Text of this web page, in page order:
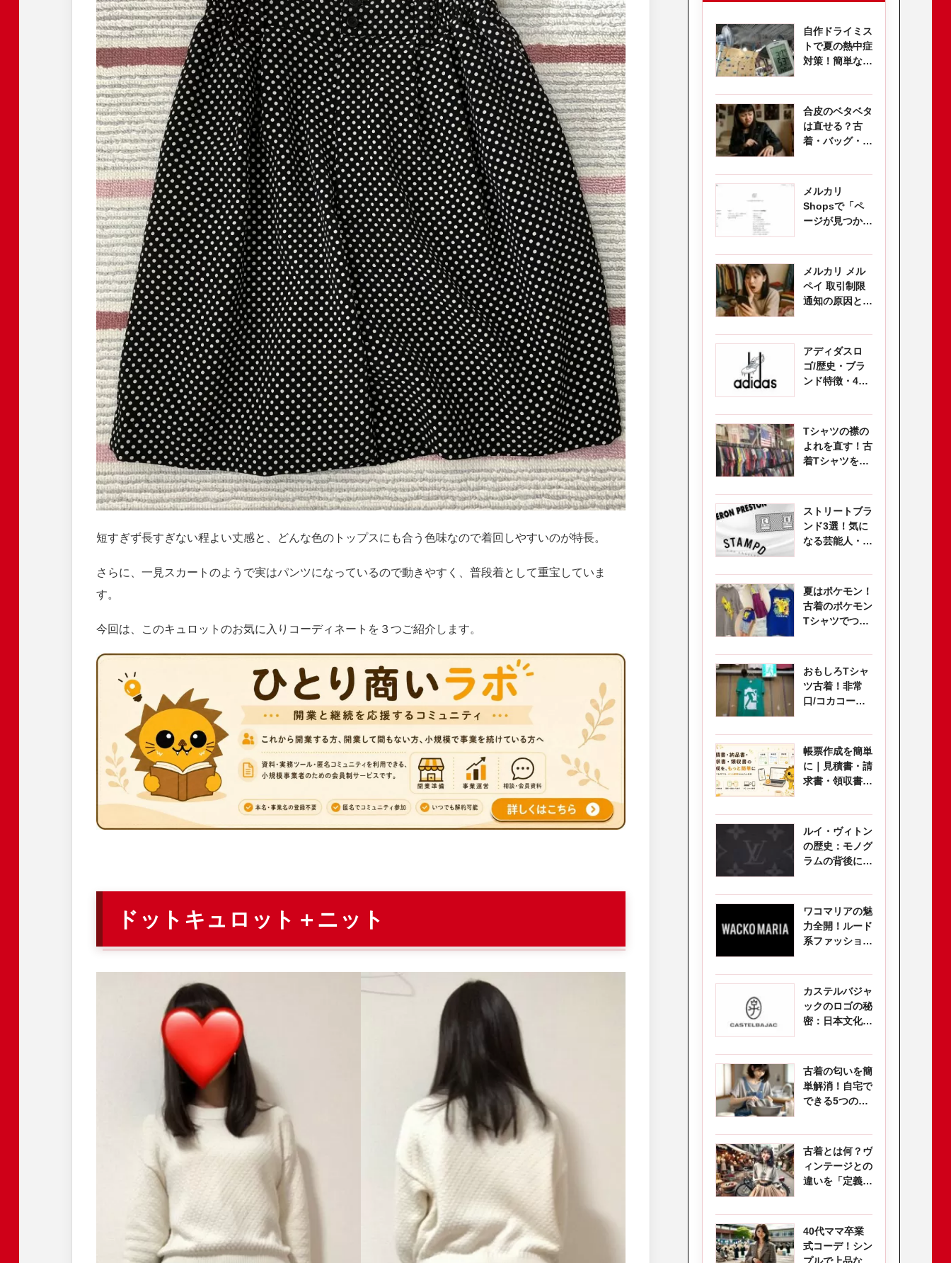
短すぎず長すぎない程よい丈感と、どんな色のトップスにも合う色味なので着回しやすいのが特長。
さらに、一見スカートのようで実はパンツになっているので動きやすく、普段着として重宝していま
す。
今回は、このキュロットのお気に入りコーディネートを３つご紹介します。
ドットキュロット＋ニット
自作ドライミス
トで夏の熱中症
対策！簡単な方
合皮のベタベタ
は直せる？古
着・バッグ・靴
メルカリ
Shopsで「ペ
ージが見つかり
因と対処法
メルカリ メル
ペイ 取引制限
通知の原因と解
アディダスロ
ゴ/歴史・ブラ
ンド特徴・4種
Tシャツの襟の
よれを直す！古
着Tシャツを蘇
ストリートブラ
ンド3選！気に
なる芸能人・海
夏はポケモン！
古着のポケモン
Tシャツでつく
おもしろTシャ
ツ古着！非常
口/コカコーラ/
帳票作成を簡単
に｜見積書・請
求書・領収書を
ルイ・ヴィトン
の歴史：モノグ
ラムの背後に隠
ワコマリアの魅
力全開！ルード
系ファッション
カステルバジャ
ックのロゴの秘
密：日本文化へ
古着の匂いを簡
単解消！自宅で
できる5つの消
古着とは何？ヴ
ィンテージとの
違いを「定義・
40代ママ卒業
式コーデ！シン
プルで上品な服